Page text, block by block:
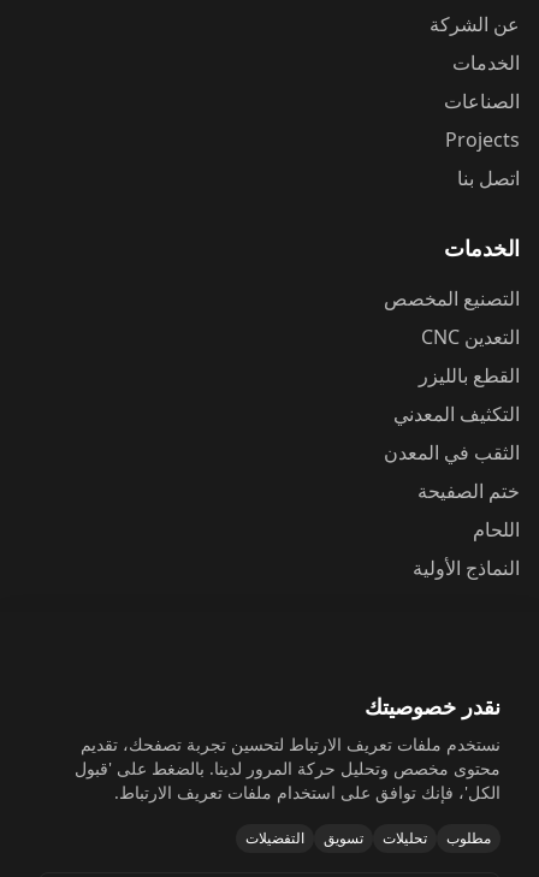
عن الشركة
الخدمات
الصناعات
Projects
اتصل بنا
الخدمات
التصنيع المخصص
التعدين CNC
القطع بالليزر
التكثيف المعدني
الثقب في المعدن
ختم الصفيحة
اللحام
النماذج الأولية
Guangdong, China
+86 198 6518 5054
sales@sinosheetmetal.com
Mon-Fri: 8AM-6PM CST
نقدر خصوصيتك
نستخدم ملفات تعريف الارتباط لتحسين تجربة تصفحك، تقديم
محتوى مخصص وتحليل حركة المرور لدينا. بالضغط على 'قبول
الكل'، فإنك توافق على استخدام ملفات تعريف الارتباط.
مطلوب تحليلات تسويق التفضيلات